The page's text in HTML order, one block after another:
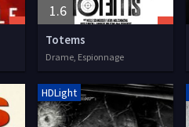
1.6
Totems
Drame, Espionnage
HDLight